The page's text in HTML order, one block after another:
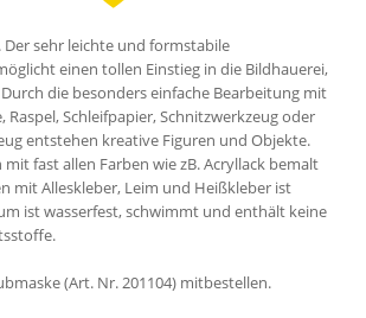
Der sehr leichte und formstabile
einen tollen Einstieg in die Bildhauerei,
die besonders einfache Bearbeitung mit
Raspel, Schleifpapier, Schnitzwerkzeug oder
entstehen kreative Figuren und Objekte.
mit fast allen Farben wie zB. Acryllack bemalt
mit Alleskleber, Leim und Heißkleber ist
ist wasserfest, schwimmt und enthält keine
(Art. Nr. 201104) mitbestellen.